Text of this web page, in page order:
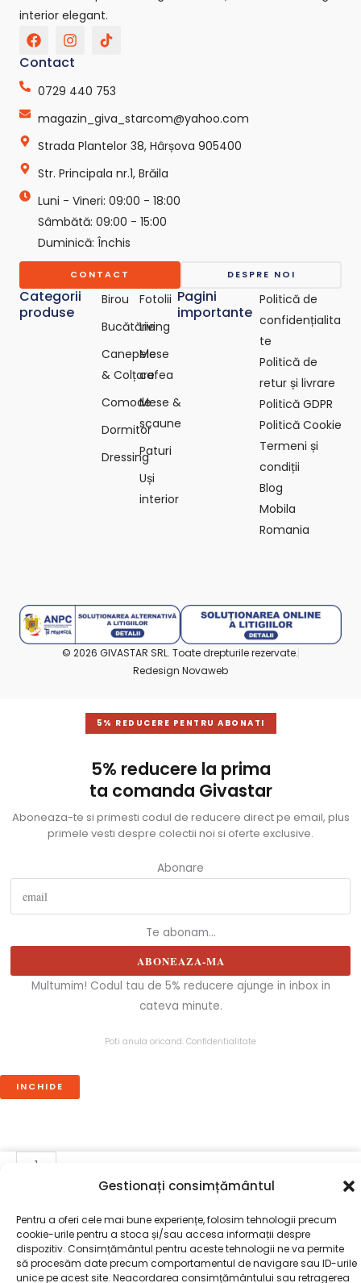
Gestionați consimțământul
Pentru a oferi cele mai bune experiențe, folosim tehnologii precum
cookie-urile pentru a stoca și/sau accesa informații despre
dispozitiv. Consimțământul pentru aceste tehnologii ne va permite
să procesăm date precum comportamentul de navigare sau ID-urile
unice pe acest site. Neacordarea consimțământului sau retragerea
interior elegant.
F
a
c
b
o
I
n
s
a
r
m
T
i
o
-
v
r
e
p
o
-
c
o
m
Categorii
produse
Birou
Bucătărie
Canepele
& Colțare
Comode
Dormitor
Dressing
Fotolii
Living
Mese
cafea
Mese &
scaune
Paturi
Uși
interior
Pagini
importante
Politică de
confidențialita
te
Politică de
retur și livrare
Politică GDPR
Politică Cookie
Termeni și
condiții
Blog
Mobila
Romania
Contact
0729 440 753
magazin_giva_starcom@yahoo.com
Strada Plantelor 38, Hârșova 905400
Str. Principala nr.1, Brăila
Luni - Vineri: 09:00 - 18:00
Sâmbătă: 09:00 - 15:00
Duminică: Închis
CONTACT DESPRE NOI
© 2026 GIVASTAR SRL. Toate drepturile rezervate.
Redesign Novaweb
5% REDUCERE PENTRU ABONATI
5% reducere la prima
ta comanda Givastar
Aboneaza-te si primesti codul de reducere direct pe email, plus
primele vesti despre colectii noi si oferte exclusive.
Abonare
Te abonam...
ABONEAZA-MA
Multumim! Codul tau de 5% reducere ajunge in inbox in
cateva minute.
Poti anula oricand. Confidentialitate
INCHIDE
Cantitate
ADAUGĂ ÎN COȘ